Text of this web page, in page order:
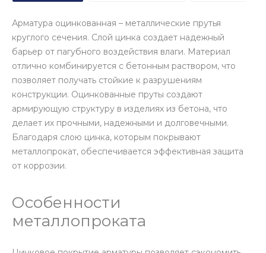
Арматура оцинкованная – металлические прутья
круглого сечения. Слой цинка создает надежный
барьер от пагубного воздействия влаги. Материал
отлично комбинируется с бетонным раствором, что
позволяет получать стойкие к разрушениям
конструкции. Оцинкованные пруты создают
армирующую структуру в изделиях из бетона, что
делает их прочными, надежными и долговечными.
Благодаря слою цинка, которым покрывают
металлопрокат, обеспечивается эффективная защита
от коррозии.
Особенности
металлопроката